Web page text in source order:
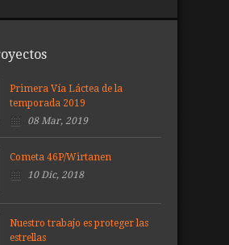
Primera Vía Láctea de la
temporada 2019
08 Mar, 2019
Cometa 46P/Wirtanen
10 Dic, 2018
Nuestro trabajo es proteger las
estrellas